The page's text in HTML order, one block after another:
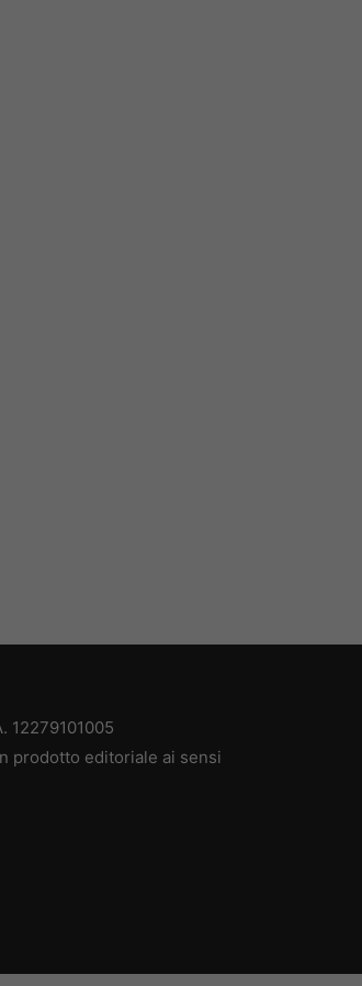
12279101005
prodotto editoriale ai sensi